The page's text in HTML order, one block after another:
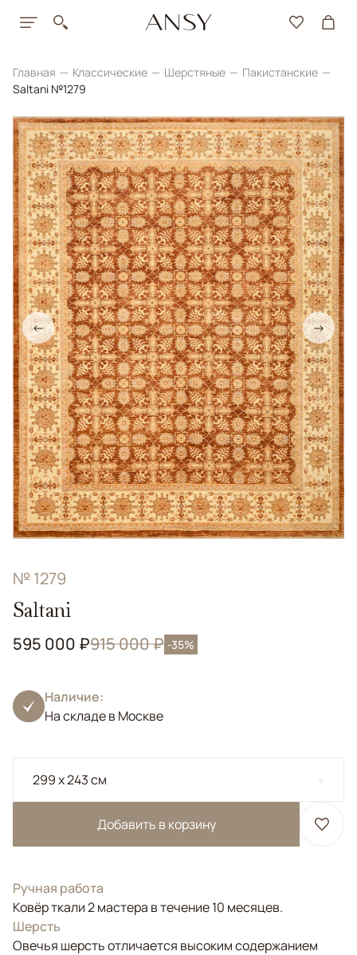
Главная Классические Шерстяные
Пакистанские
Saltani №1279
← →
№ 1279
Saltani
595 000 ₽915 000 ₽ -35%
Наличие:
На складе в Москве
299 x 243 см
Добавить в корзину
Ручная работа
Ковёр ткали 2 мастера в течение 10 месяцев.
Шерсть
Овечья шерсть отличается высоким содержанием